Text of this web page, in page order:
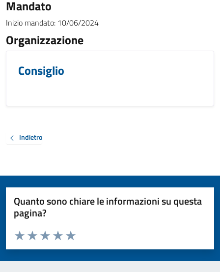
Mandato
Inizio mandato: 10/06/2024
Organizzazione
Consiglio
Indietro
Quanto sono chiare le informazioni su questa
pagina?
Valuta da 1 a 5 stelle la pagina
Valuta 5 stelle su 5
Valuta 4 stelle su 5
Valuta 3 stelle su 5
Valuta 2 stelle su 5
Valuta 1 stelle su 5